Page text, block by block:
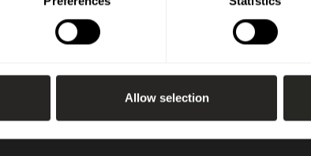
Allow selection